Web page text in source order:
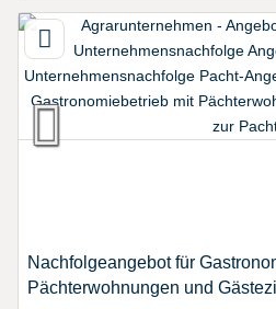
Nachfolgeangebot für
Pächterwohnungen und